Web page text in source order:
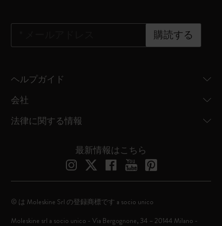
購読する
ヘルプガイド
会社
法律に関する情報
最新情報はこちら
© は Moleskine Srl の登録商標です a socio unico
Moleskine srl a socio unico - Via Bergognone, 34 – 20144 Milano -